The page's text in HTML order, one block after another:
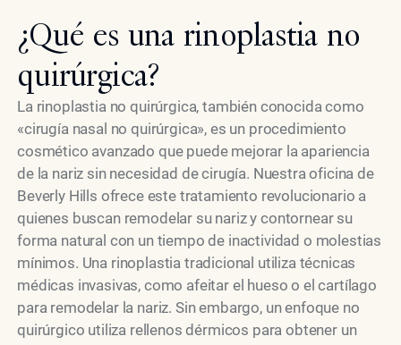
¿Qué es una rinoplastia no
quirúrgica?
La rinoplastia no quirúrgica, también conocida como
«cirugía nasal no quirúrgica», es un procedimiento
cosmético avanzado que puede mejorar la apariencia
de la nariz sin necesidad de cirugía. Nuestra oficina de
Beverly Hills ofrece este tratamiento revolucionario a
quienes buscan remodelar su nariz y contornear su
forma natural con un tiempo de inactividad o molestias
mínimos. Una rinoplastia tradicional utiliza técnicas
médicas invasivas, como afeitar el hueso o el cartílago
para remodelar la nariz. Sin embargo, un enfoque no
quirúrgico utiliza rellenos dérmicos para obtener un